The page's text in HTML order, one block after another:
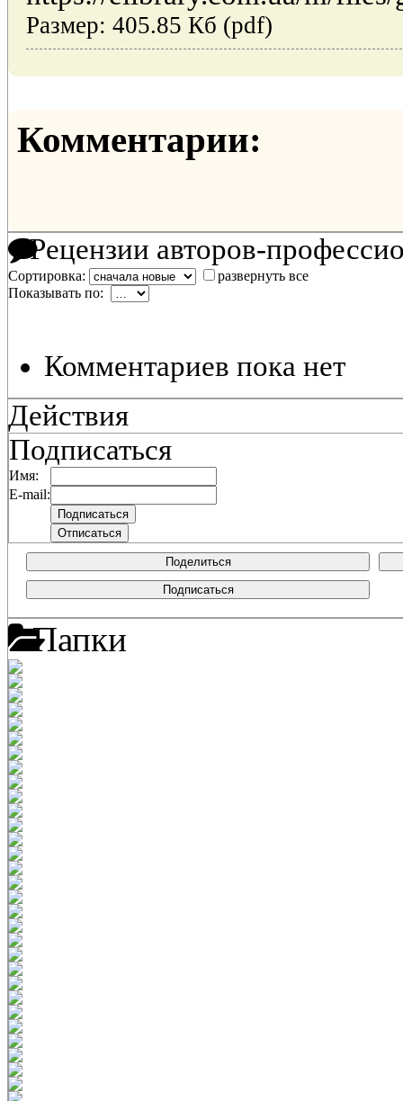
Размер: 405.85 Кб (pdf)
Комментарии:
Рецензии авторов-
Сортировка:
развернуть все
Показывать по:
Комментариев пока нет
Действия
Подписаться
Имя:
E-mail:
Поделиться
Подписаться
Папки